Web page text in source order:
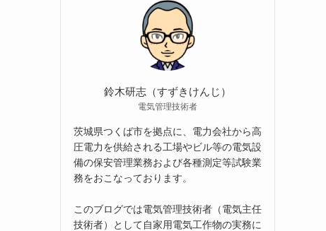
鈴木研志（すずきけんじ）
電気管理技術者
茨城県つくば市を拠点に、電力会社から高
圧電力を供給される工場やビル等の電気設
備の保安管理業務および各種測定等試験業
務をおこなっております。
このブログでは電気管理技術者（電気主任
技術者）として自家用電気工作物の実務に